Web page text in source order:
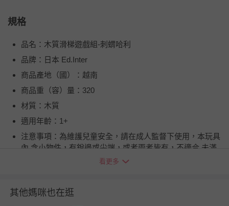
規格
品名：木質滑梯遊戲組-刺蝟哈利
品牌：日本 Ed.Inter
商品產地（國）：越南
商品重（容）量：320
材質：木質
適用年齡：1+
注意事項：為維護兒童安全，請在成人監督下使用，本玩具
內 含小物件，有銳邊或尖端，或者兩者皆有，不適合 未滿
１歲兒童使用，且應避免吞食造成窒息。為避 免嬰兒或兒
BSMI商品檢驗標識字號：D54978
看更多
其他媽咪也在逛